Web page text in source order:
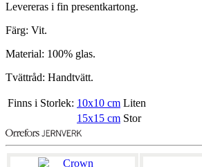
Levereras i fin presentkartong.
Färg: Vit.
Material: 100% glas.
Tvättråd: Handtvätt.
Finns i Storlek: 10x10 cm Liten
15x15 cm Stor